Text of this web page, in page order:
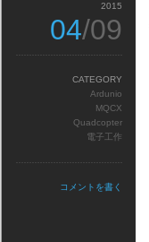
2015
04/09
CATEGORY
Ardunio
MQCX
Quadcopter
電子工作
コメントを書く